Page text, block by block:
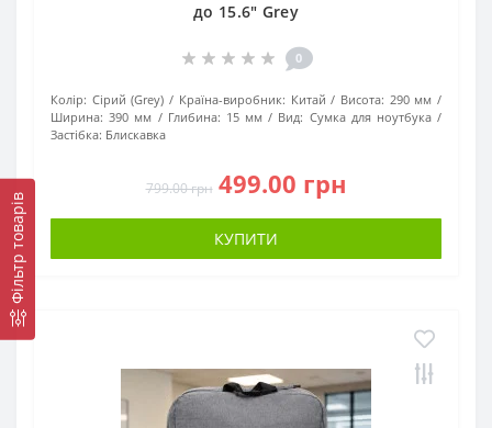
Фільтр товарів
до 15.6" Grey
0
Колір: Сірий (Grey) Країна-виробник: Китай Висота: 290 мм
Ширина: 390 мм Глибина: 15 мм Вид: Сумка для ноутбука
Застібка: Блискавка
799.00 грн 499.00 грн
КУПИТИ